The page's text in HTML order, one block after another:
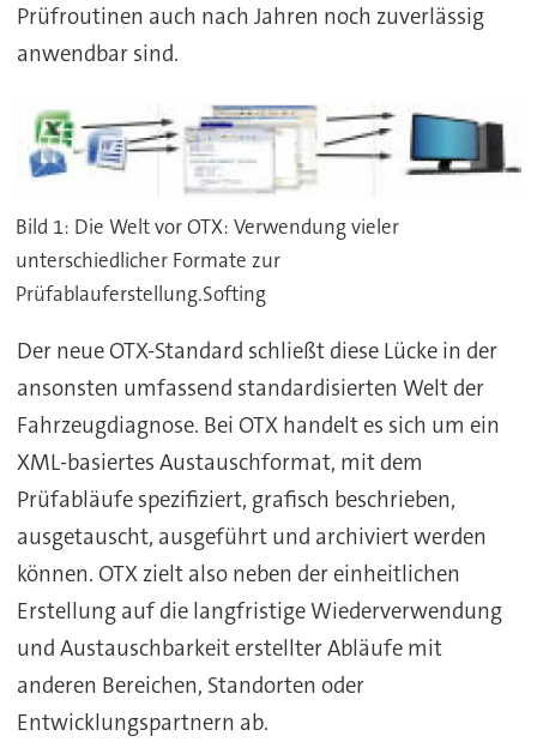
Prüfroutinen auch nach Jahren noch zuverlässig
anwendbar sind.
Bild 1: Die Welt vor OTX: Verwendung vieler
unterschiedlicher Formate zur
Prüfablauferstellung.Softing
Der neue OTX-Standard schließt diese Lücke in der
ansonsten umfassend standardisierten Welt der
Fahrzeugdiagnose. Bei OTX handelt es sich um ein
XML-basiertes Austauschformat, mit dem
Prüfabläufe spezifiziert, grafisch beschrieben,
ausgetauscht, ausgeführt und archiviert werden
können. OTX zielt also neben der einheitlichen
Erstellung auf die langfristige Wiederverwendung
und Austauschbarkeit erstellter Abläufe mit
anderen Bereichen, Standorten oder
Entwicklungspartnern ab.